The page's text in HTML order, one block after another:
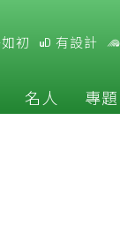
初 有設計
名人 專題